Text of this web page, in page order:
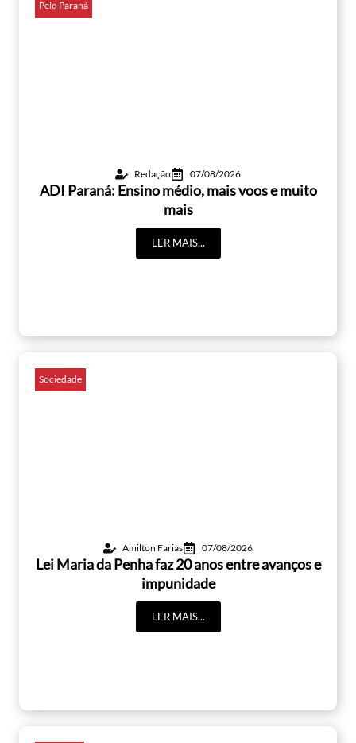
Pelo Paraná
Redação 07/08/2026
ADI Paraná: Ensino médio, mais voos e muito
mais
LER MAIS...
Sociedade
Amilton Farias 07/08/2026
Lei Maria da Penha faz 20 anos entre avanços e
impunidade
LER MAIS...